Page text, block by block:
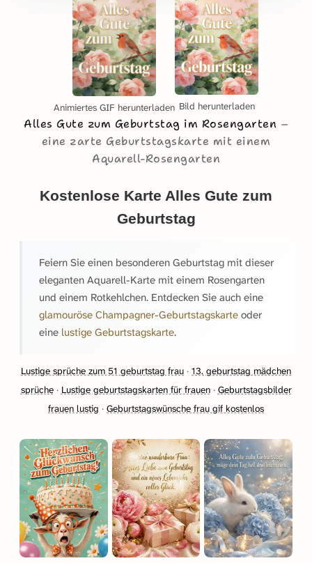
Animiertes GIF herunterladen Bild herunterladen
Alles Gute zum Geburtstag im Rosengarten
eine zarte Geburtstagskarte mit einem
Aquarell-Rosengarten
Kostenlose Karte Alles Gute zum
Geburtstag
Feiern Sie einen besonderen Geburtstag mit dieser
eleganten Aquarell-Karte mit einem Rosengarten
und einem Rotkehlchen. Entdecken Sie auch eine
glamouröse Champagner-Geburtstagskarte oder
eine lustige Geburtstagskarte.
Lustige sprüche zum 51 geburtstag frau · 13. geburtstag mädchen
sprüche· Lustige geburtstagskarten für frauen· Geburtstagsbilder
frauen lustig · Geburtstagswünsche frau gif kostenlos